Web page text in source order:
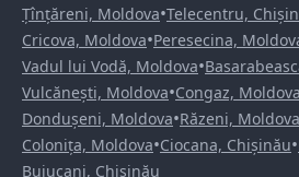
Țînțăreni, Moldova•Telecentru,
Cricova, Moldova•Peresecina,
Vadul lui Vodă, Moldova•
Vulcănești, Moldova•Congaz, Moldova
Dondușeni, Moldova•Răzeni, Moldova
Colonița, Moldova•Ciocana, Chișinău•
Buiucani, Chișinău